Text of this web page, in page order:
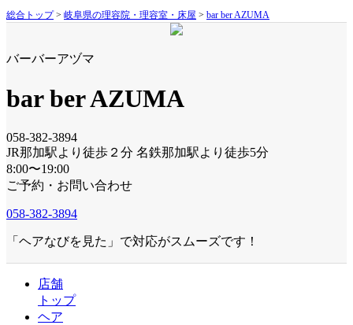
総合トップ> 岐阜県の理容院・理容室・床屋 > bar ber AZUMA
バーバーアヅマ
bar ber AZUMA
058-382-3894
JR那加駅より徒歩２分 名鉄那加駅より徒歩5分
8:00〜19:00
ご予約・お問い合わせ
058-382-3894
「ヘアなびを見た」で対応がスムーズです！
店舗
トップ
ヘア